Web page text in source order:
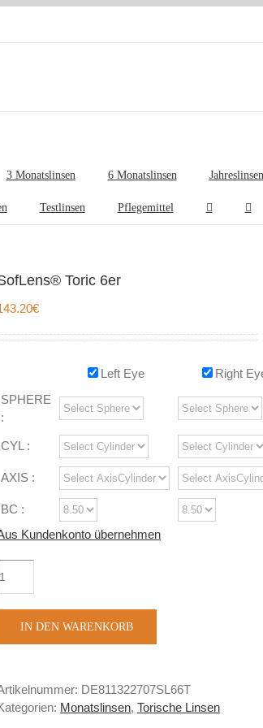
3 Monatslinsen 6 Monatslinsen Jahreslinsen
Testlinsen Pflegemittel
Toric 6er
€
Left Eye
Right
SPHERE
:
CYL :
AXIS :
BC :
Kundenkonto übernehmen
Toric
MengeIN DEN WARENKORB
DE811322707SL66T
Monatslinsen, Torische Linsen